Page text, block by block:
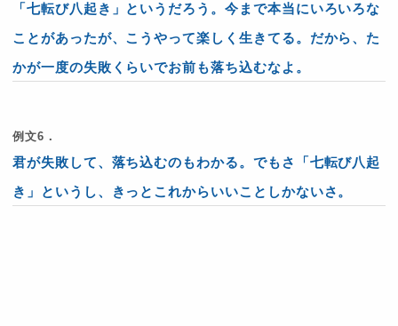
「七転び八起き」というだろう。今まで本当にいろいろな
ことがあったが、こうやって楽しく生きてる。だから、た
かが一度の失敗くらいでお前も落ち込むなよ。
例文6．
君が失敗して、落ち込むのもわかる。でもさ「七転び八起
き」というし、きっとこれからいいことしかないさ。